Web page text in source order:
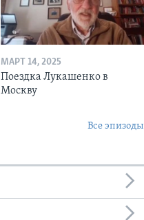
МАРТ 14, 2025
Поездка Лукашенко в
Москву
Все эпизоды